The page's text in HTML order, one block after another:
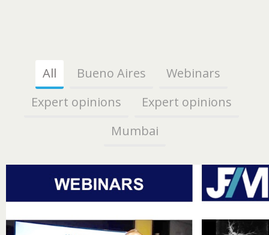
All Bueno Aires
Webinars
Expert opinions
Expert opinions
Mumbai